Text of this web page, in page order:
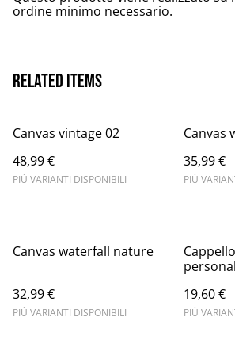
ordine minimo necessario.
Related items
Canvas vintage 02
48,99 €
PIÙ VARIANTI DISPONIBILI
Canvas
35,99 €
PIÙ
Canvas waterfall nature
32,99 €
PIÙ VARIANTI DISPONIBILI
19,60 €
PIÙ